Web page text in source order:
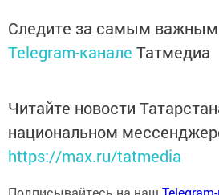
Следите за самым
Telegram-канале Татмедиа
Читайте новости
национальном
https://max.ru/tatmedia